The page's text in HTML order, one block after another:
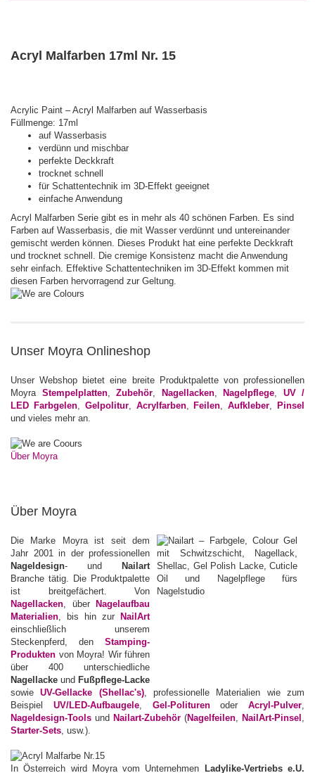
Acryl Malfarben 17ml Nr. 15
Acrylic Paint – Acryl Malfarben auf Wasserbasis
Füllmenge: 17ml
auf Wasserbasis
verdünn und mischbar
perfekte Deckkraft
trocknet schnell
für Schattentechnik im 3D-Effekt geeignet
einfache Anwendung
Acryl Malfarben Serie gibt es in mehr als 40 schönen Farben. Es sind
Farben auf Wasserbasis, die mit Wasser verdünnt und untereinander
gemischt werden können. Dieses Produkt hat eine perfekte Deckkraft
und trocknet schnell. Die cremige Konsistenz macht die Anwendung
sehr einfach. Effektive Schattentechniken im 3D-Effekt kommen mit
diesen Farben hervorragend zur Geltung.
Unser Moyra Onlineshop
Unser Webshop bietet eine breite Produktpalette von professionellen
Moyra Stempelplatten, Zubehör Nagellacken, Nagelpflege
UV /
LED Farbgelen, Gelpolitur, Acrylfarben,Feilen ,Aufkleber ,Pinsel
und vieles mehr an.
Über Moyra
Über Moyra
Die Marke Moyra ist seit dem
Jahr 2001 in der professionellen
Nageldesign- und Nailart
Branche tätig. Die Produktpalette
ist breitgefächert. Von
Nagellacken , über Nagelaufbau
Materialien , bis hin zur NailArt
einschließlich unserem
Steckenpferd, den Stamping-
Produkten von Moyra! Wir führen
über 400 unterschiedliche
Nagellacke und Fußpflege-Lacke
sowieUV-Gellacke (Shellac's), professionelle Materialien wie zum
Beispiel UV/LED-Aufbaugele, Gel-Politurenoder Acryl-Pulver
Nageldesign-Tools und Nailart-Zubehör (Nagelfeilen NailArt-Pinsel
Starter-Sets , usw.).
In Österreich wird Moyra vom Unternehmen Ladylike-Vertriebs e.U.